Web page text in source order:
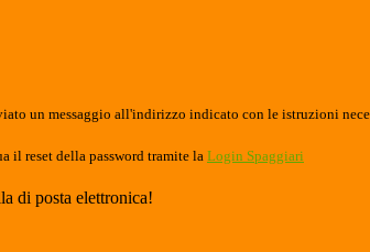
un messaggio all'indirizzo indicato con le istruzioni
il reset della password tramite la Login Spaggiari
di posta elettronica!